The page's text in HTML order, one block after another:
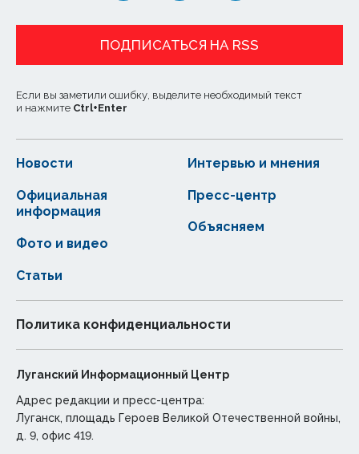
ПОДПИСАТЬСЯ НА RSS
Если вы заметили ошибку, выделите необходимый текст
и нажмите Ctrl+Enter
Новости
Статьи
Официальная
информация
Интервью и мнения
Фото и видео
Пресс-центр
Объясняем
Политика конфиденциальности
Луганский Информационный Центр
Адрес редакции и пресс-центра:
Луганск, площадь Героев Великой Отечественной войны,
д. 9, офис 419.